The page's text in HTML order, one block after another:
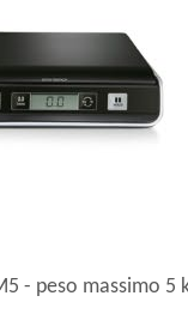
- peso massimo 5